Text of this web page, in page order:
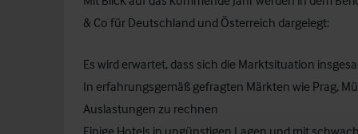
& Co für Deutschland und Österreich dargelegt:
Es wird erwartet, dass sich die Marktsituation
In erfahrungsgemäß gefragten Märkten wie Prag,
Auslastungen zu rechnen
Einige Hotels in ungünstigen Lagen und mit